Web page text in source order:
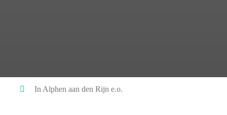
In Alphen aan den Rijn e.o.